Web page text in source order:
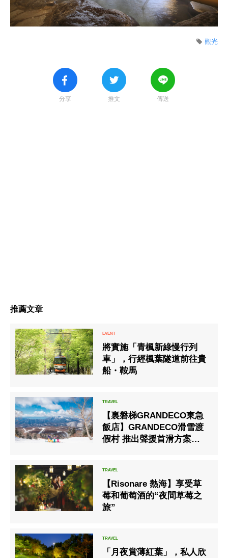
觀光
分享 推文 傳送
推薦文章
將實施「青楓新綠慢行列
車」，行經楓葉隧道前往貴
船・鞍馬
【裏磐梯GRANDECO東急
飯店】GRANDECO滑雪渡
假村 推出聲援首滑方案的銷
【Risonare 熱海】享受草
莓和葡萄酒的“夜間草莓之
旅”
「月夜賞薄紅葉」，私人欣